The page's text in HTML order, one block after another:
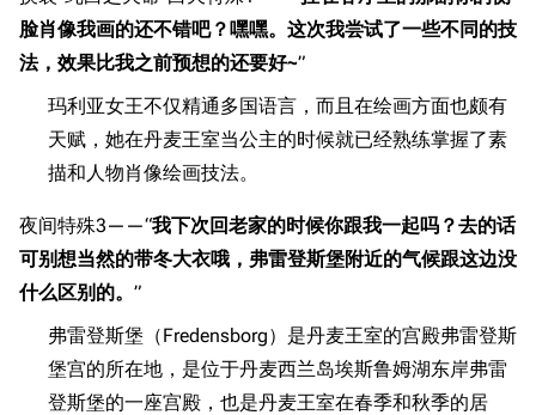
特别船坞
图纸舰与未成舰
美海军惯导系统
意大利军舰一览
旧日本八八舰队
旧日本军舰一览
解放军主战舰艇
友情链接
资料站
脸肖像我画的还不错吧？嘿嘿。这次我尝试了一些不同的技
法，效果比我之前预想的还要好~”
玛利亚女王不仅精通多国语言，而且在绘画方面也颇有
天赋，她在丹麦王室当公主的时候就已经熟练掌握了素
描和人物肖像绘画技法。
夜间特殊3——“我下次回老家的时候你跟我一起吗？去的话
可别想当然的带冬大衣哦，弗雷登斯堡附近的气候跟这边没
什么区别的。 ”
弗雷登斯堡（Fredensborg）是丹麦王室的宫殿弗雷登斯
堡宫的所在地，是位于丹麦西兰岛埃斯鲁姆湖东岸弗雷
登斯堡的一座宫殿，也是丹麦王室在春季和秋季的居